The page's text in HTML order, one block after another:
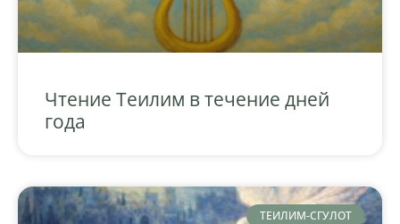
Чтение Теилим в течение дней
года
ТЕИЛИМ-СГУЛОТ